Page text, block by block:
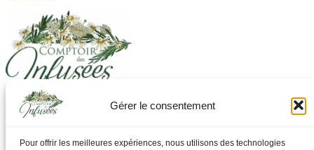
Gérer le consentement
Pour offrir les meilleures expériences, nous utilisons des technologies
Laissez-vous guider pour trouver ce dont vous avez
besoin